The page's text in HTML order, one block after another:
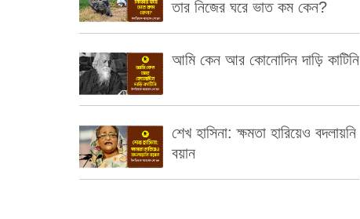
তার নিজের ঘরে ভাত কম কেন?
আমি কেন আর কোনোদিন দাড়ি কাটিনি
শেখ হাসিনা: ক্ষমতা হারিয়েও বদলায়নি
বয়ান